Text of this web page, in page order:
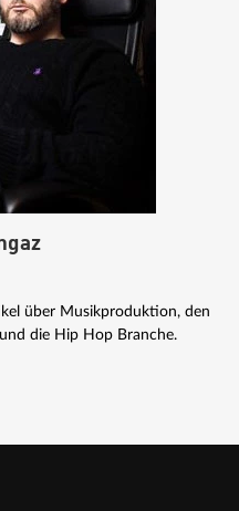
über Musikproduktion, den
die Hip Hop Branche.